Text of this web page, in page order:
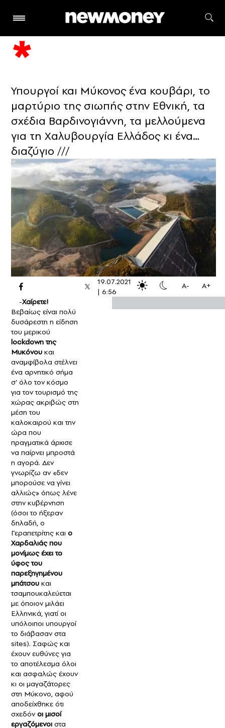
Υπουργοί και Μύκονος ένα κουβάρι, το
μαρτύριο της σιωπής στην Εθνική, τα
σχέδια Βαρδινογιάννη, τα μελλούμενα
για τη Χαλυβουργία Ελλάδος κι ένα…
διαζύγιο ///
19.07.2021
| 6:56
A-
A+
-Χαίρετε!
Βεβαίως είναι πολύ
δυσάρεστη η είδηση
του μερικού
lockdown της
Μυκόνου και
αναμφίβολα στέλνει
ένα αρνητικό σήμα
σ’ όλο τον κόσμο
για τον τουρισμό της
χώρας ακριβώς στη
μέση του
καλοκαιρού και την
ώρα που
πραγματικά άρχισε
να παίρνει μπροστά
η αγορά. Δεν
γνωρίζω αν «δεν
μπορούσε να γίνει
αλλιώς» όπως λένε
στην κυβέρνηση
(όσοι το ήξεραν
δηλαδή, ο
Γεραπετρίτης και ο
Χαρδαλιάς που
μονίμως έχει το
ύφος του
παρεξηγημένου
μπάτσου και
τσαμπουκαλεύεται
με όποιον μιλάει
Ελληνικά, γιατί οι
υπόλοιποι υπουργοί
το διάβασαν στα
sites). Σαφώς και
έχουν ευθύνες για
το αποτέλεσμα όλοι
και ασφαλώς έχουν
κι οι μαγαζάτορες
στη Μύκονο, αφού
αποδείχθηκε ότι
σχεδόνοι μισοί
εργαζόμενοι στα